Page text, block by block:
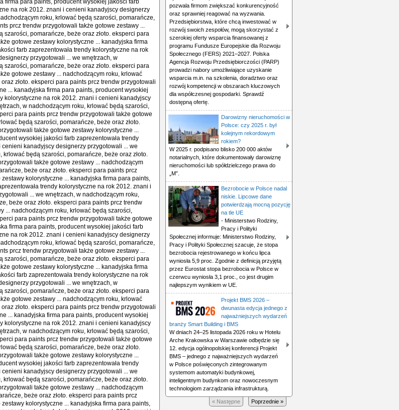
firma para paints, producent wysokiej jakości farb
na rok 2012. znani i cenieni kanadyjscy designerzy
roku, krlować będą szarości, pomarańcze,
prcz trendw przygotowali także gotowe zestawy ...
szarości, pomarańcze, beże oraz złoto. eksperci para
gotowe zestawy kolorystyczne ... kanadyjska firma
farb zaprezentowała trendy kolorystyczne na rok
przygotowali ... we wnętrzach, w
szarości, pomarańcze, beże oraz złoto. eksperci para
gotowe zestawy ... nadchodzącym roku, krlować
złoto. eksperci para paints prcz trendw przygotowali
... kanadyjska firma para paints, producent wysokiej
kolorystyczne na rok 2012. znani i cenieni kanadyjscy
w nadchodzącym roku, krlować będą szarości,
para paints prcz trendw przygotowali także gotowe
będą szarości, pomarańcze, beże oraz złoto.
także gotowe zestawy kolorystyczne ...
wysokiej jakości farb zaprezentowała trendy
kanadyjscy designerzy przygotowali ... we
będą szarości, pomarańcze, beże oraz złoto.
także gotowe zestawy ... nadchodzącym
beże oraz złoto. eksperci para paints prcz
kolorystyczne ... kanadyjska firma para paints,
trendy kolorystyczne na rok 2012. znani i
... we wnętrzach, w nadchodzącym roku,
beże oraz złoto. eksperci para paints prcz trendw
... nadchodzącym roku, krlować będą szarości,
para paints prcz trendw przygotowali także gotowe
firma para paints, producent wysokiej jakości farb
na rok 2012. znani i cenieni kanadyjscy designerzy
roku, krlować będą szarości, pomarańcze,
prcz trendw przygotowali także gotowe zestawy ...
szarości, pomarańcze, beże oraz złoto. eksperci para
gotowe zestawy kolorystyczne ... kanadyjska firma
farb zaprezentowała trendy kolorystyczne na rok
przygotowali ... we wnętrzach, w
szarości, pomarańcze, beże oraz złoto. eksperci para
gotowe zestawy ... nadchodzącym roku, krlować
złoto. eksperci para paints prcz trendw przygotowali
... kanadyjska firma para paints, producent wysokiej
kolorystyczne na rok 2012. znani i cenieni kanadyjscy
w nadchodzącym roku, krlować będą szarości,
para paints prcz trendw przygotowali także gotowe
będą szarości, pomarańcze, beże oraz złoto.
także gotowe zestawy kolorystyczne ...
wysokiej jakości farb zaprezentowała trendy
kanadyjscy designerzy przygotowali ... we
będą szarości, pomarańcze, beże oraz złoto.
także gotowe zestawy ... nadchodzącym
beże oraz złoto. eksperci para paints prcz
kolorystyczne ... kanadyjska firma para paints,
pozwala firmom zwiększać konkurencyjność
oraz sprawniej reagować na wyzwania.
Przedsiębiorstwa, które chcą inwestować w
rozwój swoich zespołów, mogą skorzystać z
szerokiej oferty wsparcia finansowanej z
programu Fundusze Europejskie dla Rozwoju
Społecznego (FERS) 2021–2027. Polska
Agencja Rozwoju Przedsiębiorczości (PARP)
prowadzi nabory umożliwiające uzyskanie
wsparcia m.in. na szkolenia, doradztwo oraz
rozwój kompetencji w obszarach kluczowych
dla współczesnej gospodarki. Sprawdź
dostępną ofertę.
Darowizny nieruchomości w
Polsce: czy 2025 r. był
kolejnym rekordowym
rokiem?
W 2025 r. podpisano blisko 200 000 aktów
notarialnych, które dokumentowały darowiznę
nieruchomości lub spółdzielczego prawa do
„M”.
Bezrobocie w Polsce nadal
niskie. Lipcowe dane
potwierdzają mocną pozycję
na tle UE
- Ministerstwo Rodziny,
Pracy i Polityki
Społecznej informuje: Ministerstwo Rodziny,
Pracy i Polityki Społecznej szacuje, że stopa
bezrobocia rejestrowanego w końcu lipca
wyniosła 5,9 proc. Zgodnie z definicją przyjętą
przez Eurostat stopa bezrobocia w Polsce w
czerwcu wyniosła 3,1 proc., co jest drugim
najlepszym wynikiem w UE.
Projekt BMS 2026 –
dwunasta edycja jednego z
najważniejszych wydarzeń
branży Smart Building i BMS
W dniach 24–25 listopada 2026 roku w Hotelu
Arche Krakowska w Warszawie odbędzie się
12. edycja ogólnopolskiej konferencji Projekt
BMS – jednego z najważniejszych wydarzeń
w Polsce poświęconych zintegrowanym
systemom automatyki budynkowej,
inteligentnym budynkom oraz nowoczesnym
technologiom zarządzania infrastrukturą.
Poprzednie »
« Następne